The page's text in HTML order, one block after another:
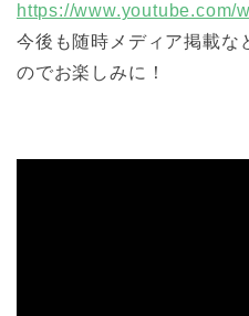
https://www.youtube.com/
今後も随時メディア掲載な
のでお楽しみに！